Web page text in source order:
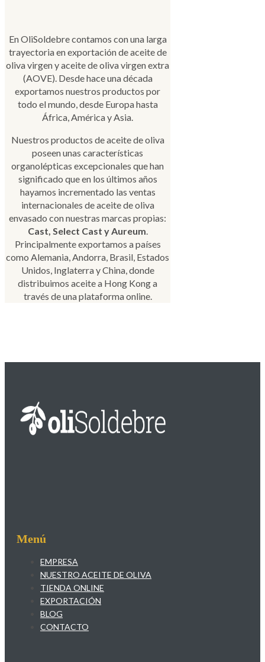
En OliSoldebre contamos con una larga
trayectoria en exportación de aceite de
oliva virgen y aceite de oliva virgen extra
(AOVE). Desde hace una década
exportamos nuestros productos por
todo el mundo, desde Europa hasta
África, América y Asia.
Nuestros productos de aceite de oliva
poseen unas características
organolépticas excepcionales que han
significado que en los últimos años
hayamos incrementado las ventas
internacionales de aceite de oliva
envasado con nuestras marcas propias:
Cast, Select Cast y Aureum.
Principalmente exportamos a países
como Alemania, Andorra, Brasil, Estados
Unidos, Inglaterra y China, donde
distribuimos aceite a Hong Kong a
través de una plataforma online.
Menú
EMPRESA
NUESTRO ACEITE DE OLIVA
TIENDA ONLINE
EXPORTACIÓN
BLOG
CONTACTO